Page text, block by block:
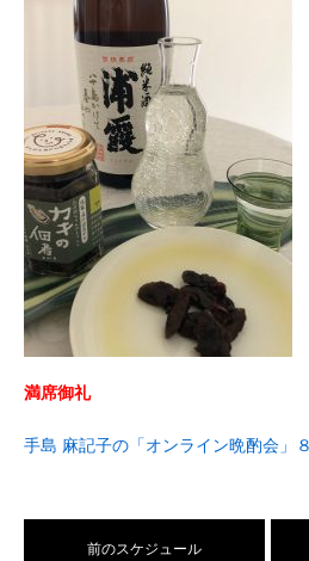
満席御礼
手島 麻記子の「オンライン晩酌会」
前のスケジュール